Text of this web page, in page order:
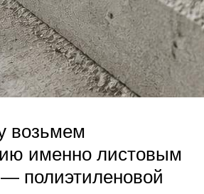
возьмем
именно листовым
полиэтиленовой